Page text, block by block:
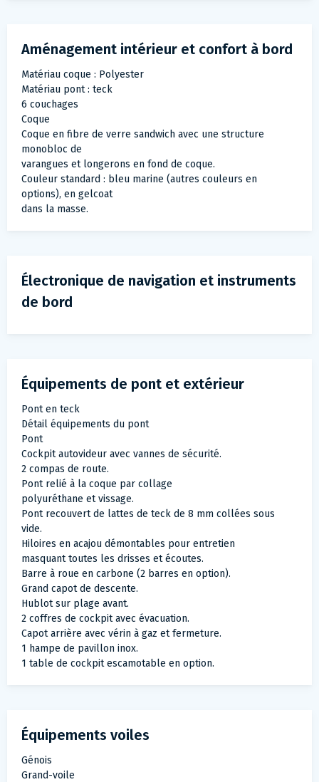
Aménagement intérieur et confort à bord
Matériau coque : Polyester
Matériau pont : teck
6 couchages
Coque
Coque en fibre de verre sandwich avec une structure
monobloc de
varangues et longerons en fond de coque.
Couleur standard : bleu marine (autres couleurs en
options), en gelcoat
dans la masse.
Électronique de navigation et instruments
de bord
Équipements de pont et extérieur
Pont en teck
Détail équipements du pont
Pont
Cockpit autovideur avec vannes de sécurité.
2 compas de route.
Pont relié à la coque par collage
polyuréthane et vissage.
Pont recouvert de lattes de teck de 8 mm collées sous
vide.
Hiloires en acajou démontables pour entretien
masquant toutes les drisses et écoutes.
Barre à roue en carbone (2 barres en option).
Grand capot de descente.
Hublot sur plage avant.
2 coffres de cockpit avec évacuation.
Capot arrière avec vérin à gaz et fermeture.
1 hampe de pavillon inox.
1 table de cockpit escamotable en option.
Équipements voiles
Génois
Grand-voile